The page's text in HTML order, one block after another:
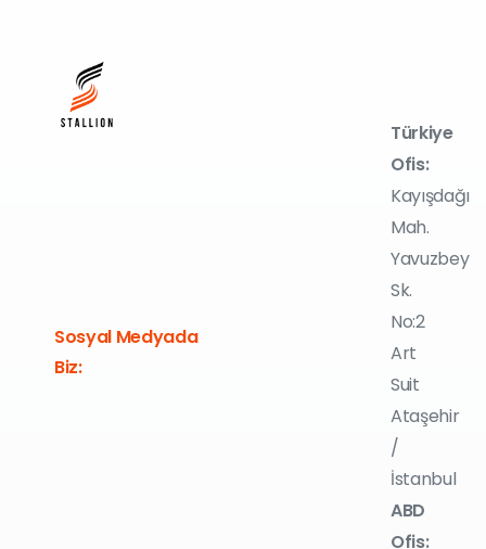
Sosyal Medyada
Biz:
Türkiye
Ofis:
Kayışdağı
Mah.
Yavuzbey
Sk.
No:2
Art
Suit
Ataşehir
/
İstanbul
ABD
Ofis: